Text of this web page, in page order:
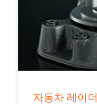
자동차 레이